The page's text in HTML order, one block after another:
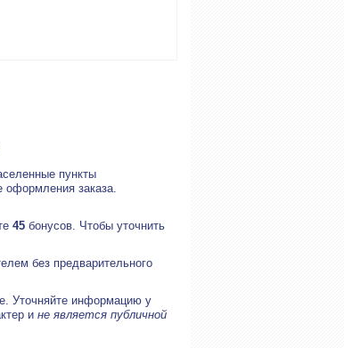
пункты
оформления заказа.
45 бонусов. Чтобы уточнить
без предварительного
Уточняйте информацию у
и не является публичной